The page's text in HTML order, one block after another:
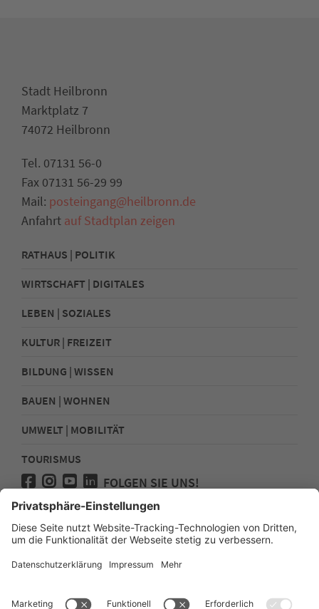
Stadt Heilbronn
Marktplatz 7
74072 Heilbronn
Tel. 07131 56-0
Fax 07131 56-29 99
Mail: posteingang@heilbronn.de
Anfahrt auf Stadtplan zeigen
RATHAUS | POLITIK
WIRTSCHAFT | DIGITALES
LEBEN | SOZIALES
KULTUR | FREIZEIT
BILDUNG | WISSEN
BAUEN | WOHNEN
UMWELT | MOBILITÄT
TOURISMUS
FOLGEN SIE UNS!
Presse
Kontakt
Impressum
Sitemap